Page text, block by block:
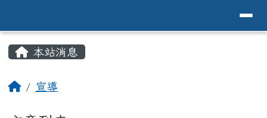
花蓮縣花蓮市中原國小全球資訊
本站消息
回首頁
宣導